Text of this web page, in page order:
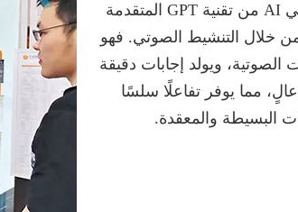
يستفيد الإنسان الافتراضي AI من تقنية GPT المتقدمة
من خلال التنشيط الصوتي. فهو
ويولد إجابات دقيقة
مما يوفر تفاعلًا سلسًا
البسيطة والمعقدة.